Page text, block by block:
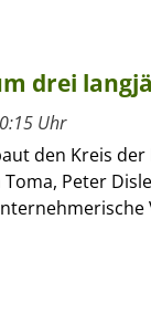
drei
Uhr
den Kreis
Toma, Peter